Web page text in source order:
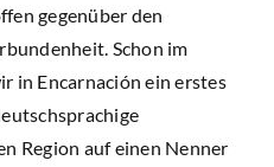
gegenüber den
Schon im
in Encarnación ein erstes
Region auf einen Nenner